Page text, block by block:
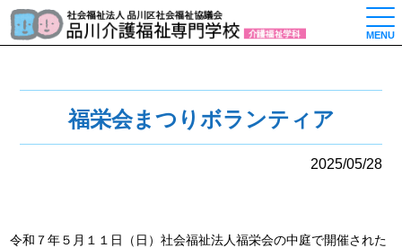
MENU
福栄会まつりボランティア
2025/05/28
令和７年５月１１日（日）社会福祉法人福栄会の中庭で開催された